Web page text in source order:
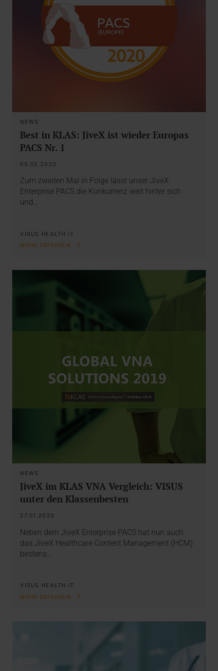
NEWS
Best in KLAS: JiveX ist wieder Europas
PACS Nr. 1
05.02.2020
Zum zweiten Mal in Folge lässt unser JiveX
Enterprise PACS die Konkurrenz weit hinter sich
und…
VISUS HEALTH IT
MEHR ERFAHREN
NEWS
JiveX im KLAS VNA Vergleich: VISUS
unter den Klassenbesten
27.01.2020
Neben dem JiveX Enterprise PACS hat nun auch
das JiveX Healthcare Content Management (HCM)
bestens…
VISUS HEALTH IT
MEHR ERFAHREN